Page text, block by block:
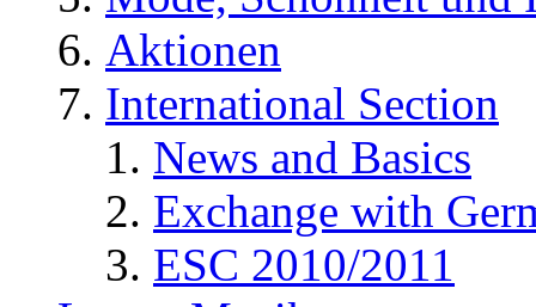
Aktionen
International Section
News and Basics
Exchange with
ESC 2010/2011